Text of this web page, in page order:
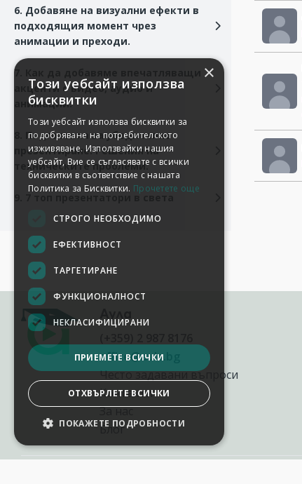
6. Добавяне на визуални ефекти в
подходящия момент чрез
анимации и преходи.
7. Как да добавяме впечатляващи
акценти с видео, аудио и
анимации.
8. Подготовка за убедително
презентиране. Решения на
техническите проблеми.
9. 7 топ презентатори в света
office@aula.bg
Често задавани въпроси
Контакти
За нас
Блог
×
Този уебсайт използва
бисквитки
Този уебсайт използва бисквитки за
подобряване на потребителското
изживяване. Използвайки нашия
уебсайт, Вие се съгласявате с всички
бисквитки в съответствие с нашата
Политика за Бисквитки. Прочетете още
СТРОГО НЕОБХОДИМО
ЕФЕКТИВНОСТ
ТАРГЕТИРАНЕ
ФУНКЦИОНАЛНОСТ
НЕКЛАСИФИЦИРАНИ
ПРИЕМЕТЕ ВСИЧКИ
ОТХВЪРЛЕТЕ ВСИЧКИ
ПОКАЖЕТЕ ПОДРОБНОСТИ